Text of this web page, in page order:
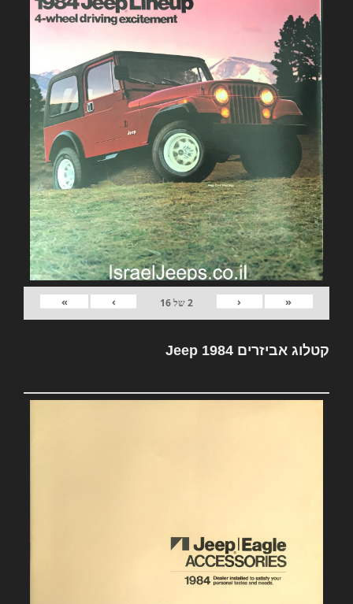
«
‹
2של16
›
»
קטלוג אביזרים Jeep 1984